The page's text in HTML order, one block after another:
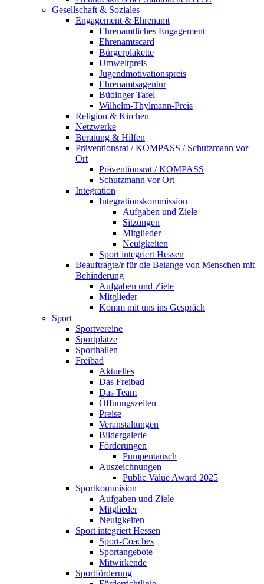
Gesellschaft & Soziales
Engagement & Ehrenamt
Ehrenamtliches Engagement
Ehrenamtscard
Bürgerplakette
Umweltpreis
Jugendmotivationspreis
Ehrenamtsagentur
Büdinger Tafel
Wilhelm-Thylmann-Preis
Religion & Kirchen
Netzwerke
Beratung & Hilfen
Präventionsrat / KOMPASS / Schutzmann vor
Ort
Präventionsrat / KOMPASS
Schutzmann vor Ort
Integration
Integrationskommission
Aufgaben und Ziele
Sitzungen
Mitglieder
Neuigkeiten
Sport integriert Hessen
Beauftragte/r für die Belange von Menschen mit
Behinderung
Aufgaben und Ziele
Mitglieder
Komm mit uns ins Gespräch
Sport
Sportvereine
Sportplätze
Sporthallen
Freibad
Aktuelles
Das Freibad
Das Team
Öffnungszeiten
Preise
Veranstaltungen
Bildergalerie
Förderungen
Pumpentausch
Auszeichnungen
Public Value Award 2025
Sportkommision
Aufgaben und Ziele
Mitglieder
Neuigkeiten
Sport integriert Hessen
Sport-Coaches
Sportangebote
Mitwirkende
Sportförderung